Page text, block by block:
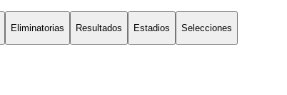
Eliminatorias Resultados Estadios Selecciones